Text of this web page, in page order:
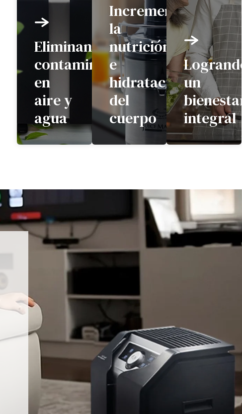
Eliminando
contaminantes
en
aire y
agua
Incrementando
la
nutrición
e
hidratación
del
cuerpo
Logrando
un
bienestar
integral